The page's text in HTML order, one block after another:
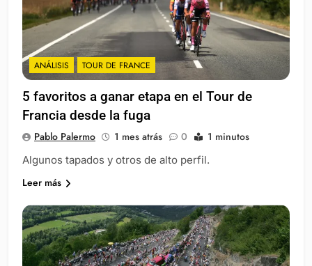
ANÁLISIS TOUR DE FRANCE
5 favoritos a ganar etapa en el Tour de
Francia desde la fuga
Pablo Palermo 1 mes atrás 0 1 minutos
Algunos tapados y otros de alto perfil.
Leer más